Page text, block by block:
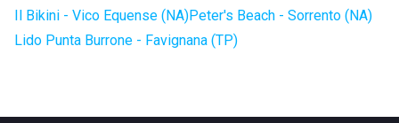
Il Bikini - Vico Equense (NA)Peter's Beach - Sorrento (NA)
Lido Punta Burrone - Favignana (TP)